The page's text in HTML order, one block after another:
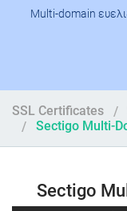
Multi-domain
SSL Certificates
Sectigo Multi-
Sectigo